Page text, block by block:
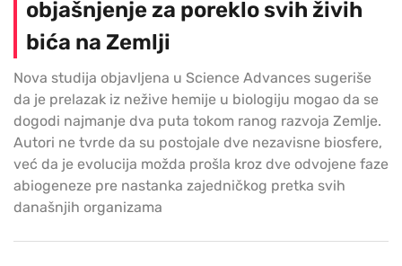
objašnjenje za poreklo svih živih
bića na Zemlji
Nova studija objavljena u Science Advances sugeriše
da je prelazak iz nežive hemije u biologiju mogao da se
dogodi najmanje dva puta tokom ranog razvoja Zemlje.
Autori ne tvrde da su postojale dve nezavisne biosfere,
već da je evolucija možda prošla kroz dve odvojene faze
abiogeneze pre nastanka zajedničkog pretka svih
današnjih organizama